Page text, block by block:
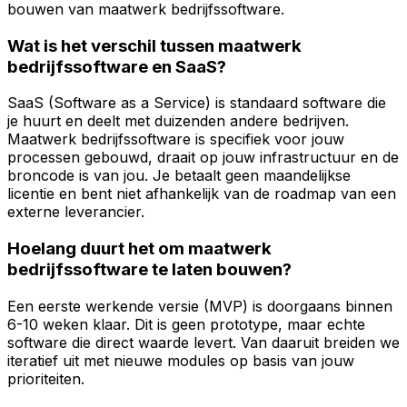
bouwen van maatwerk bedrijfssoftware.
Wat is het verschil tussen maatwerk
bedrijfssoftware en SaaS?
SaaS (Software as a Service) is standaard software die
je huurt en deelt met duizenden andere bedrijven.
Maatwerk bedrijfssoftware is specifiek voor jouw
processen gebouwd, draait op jouw infrastructuur en de
broncode is van jou. Je betaalt geen maandelijkse
licentie en bent niet afhankelijk van de roadmap van een
externe leverancier.
Hoelang duurt het om maatwerk
bedrijfssoftware te laten bouwen?
Een eerste werkende versie (MVP) is doorgaans binnen
6-10 weken klaar. Dit is geen prototype, maar echte
software die direct waarde levert. Van daaruit breiden we
iteratief uit met nieuwe modules op basis van jouw
prioriteiten.